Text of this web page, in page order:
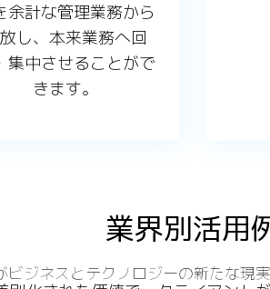
余計な管理業務から
し、本来業務へ回
集中させることがで
きます。
業界別活用
ジネスとテクノロジーの新たな現